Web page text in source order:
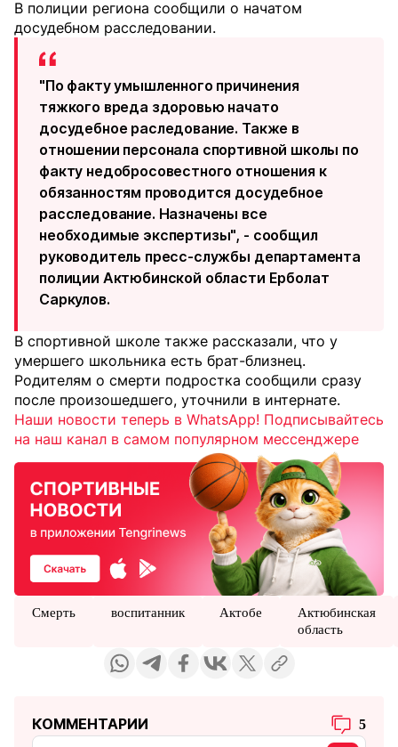
В полиции региона сообщили о начатом
досудебном расследовании.
"По факту умышленного причинения
тяжкого вреда здоровью начато
досудебное раследование. Также в
отношении персонала спортивной школы по
факту недобросовестного отношения к
обязанностям проводится досудебное
расследование. Назначены все
необходимые экспертизы", - сообщил
руководитель пресс-службы департамента
полиции Актюбинской области Ерболат
Саркулов.
В спортивной школе также рассказали, что у
умершего школьника есть брат-близнец.
Родителям о смерти подростка сообщили сразу
после произошедшего, уточнили в интернате.
Наши новости теперь в WhatsApp! Подписывайтесь
на наш канал в самом популярном мессенджере
Смерть воспитанник Актобе
Актюбинская
область
КОММЕНТАРИИ 5